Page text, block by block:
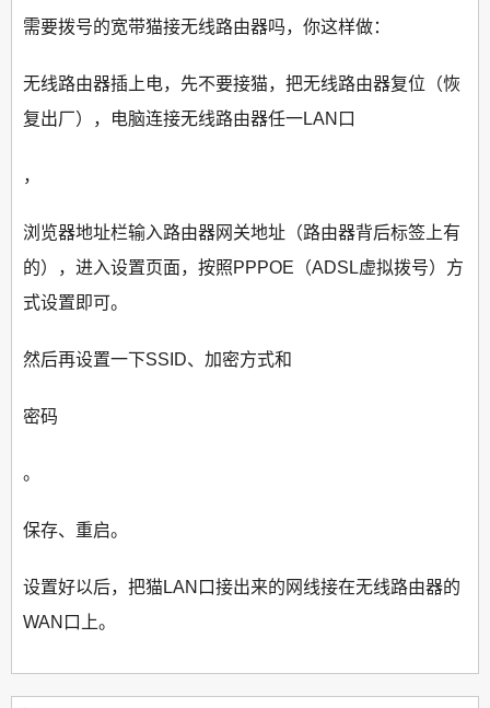
需要拨号的宽带猫接无线路由器吗，你这样做：
无线路由器插上电，先不要接猫，把无线路由器复位（恢
复出厂），电脑连接无线路由器任一LAN口
，
浏览器地址栏输入路由器网关地址（路由器背后标签上有
的），进入设置页面，按照PPPOE（ADSL虚拟拨号）方
式设置即可。
然后再设置一下SSID、加密方式和
密码
。
保存、重启。
设置好以后，把猫LAN口接出来的网线接在无线路由器的
WAN口上。